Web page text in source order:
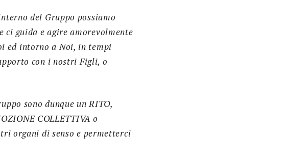
del Gruppo possiamo
ci guida e agire amorevolmente
ed intorno a Noi, in tempi
con i nostri Figli, o
sono dunque un RITO,
COLLETTIVA o
organi di senso e permetterci